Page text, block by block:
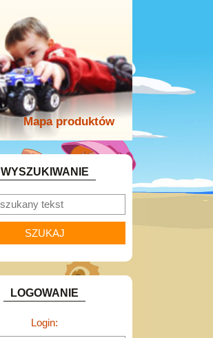
Mapa produktów
WYSZUKIWANIE
LOGOWANIE
Login: